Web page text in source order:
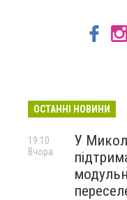
ОСТАННІ НОВИНИ
У
19:10
Вчора